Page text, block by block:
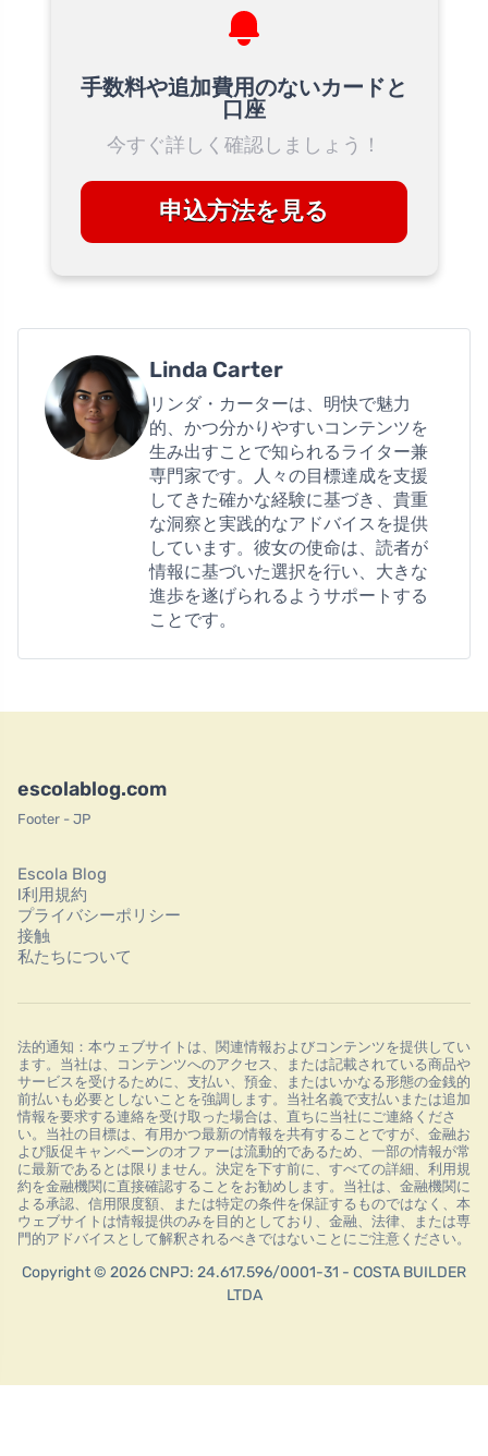
手数料や追加費用のないカードと
口座
今すぐ詳しく確認しましょう！
申込方法を見る
Linda Carter
リンダ・カーターは、明快で魅力
的、かつ分かりやすいコンテンツを
生み出すことで知られるライター兼
専門家です。人々の目標達成を支援
してきた確かな経験に基づき、貴重
な洞察と実践的なアドバイスを提供
しています。彼女の使命は、読者が
情報に基づいた選択を行い、大きな
進歩を遂げられるようサポートする
ことです。
escolablog.com
Footer - JP
Escola Blog
l利用規約
プライバシーポリシー
接触
私たちについて
法的通知：本ウェブサイトは、関連情報およびコンテンツを提供してい
ます。当社は、コンテンツへのアクセス、または記載されている商品や
サービスを受けるために、支払い、預金、またはいかなる形態の金銭的
前払いも必要としないことを強調します。当社名義で支払いまたは追加
情報を要求する連絡を受け取った場合は、直ちに当社にご連絡くださ
い。当社の目標は、有用かつ最新の情報を共有することですが、金融お
よび販促キャンペーンのオファーは流動的であるため、一部の情報が常
に最新であるとは限りません。決定を下す前に、すべての詳細、利用規
約を金融機関に直接確認することをお勧めします。当社は、金融機関に
よる承認、信用限度額、または特定の条件を保証するものではなく、本
ウェブサイトは情報提供のみを目的としており、金融、法律、または専
門的アドバイスとして解釈されるべきではないことにご注意ください。
Copyright © 2026 CNPJ: 24.617.596/0001-31 - COSTA BUILDER
LTDA